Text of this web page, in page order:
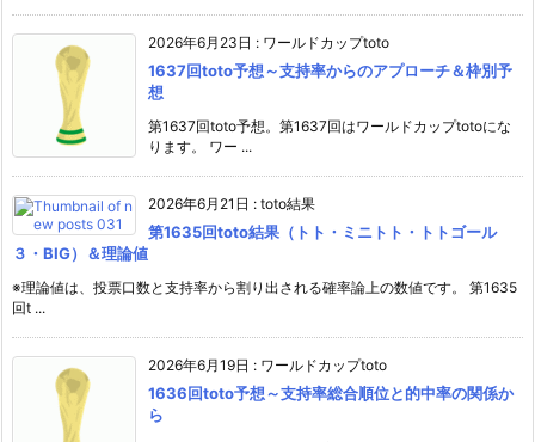
2026年6月23日 : ワールドカップtoto
1637回toto予想～支持率からのアプローチ＆枠別予
想
第1637回toto予想。第1637回はワールドカップtotoにな
ります。 ワー ...
2026年6月21日 : toto結果
第1635回toto結果（トト・ミニトト・トトゴール
３・BIG）＆理論値
※理論値は、投票口数と支持率から割り出される確率論上の数値です。 第1635
回t ...
2026年6月19日 : ワールドカップtoto
1636回toto予想～支持率総合順位と的中率の関係か
ら